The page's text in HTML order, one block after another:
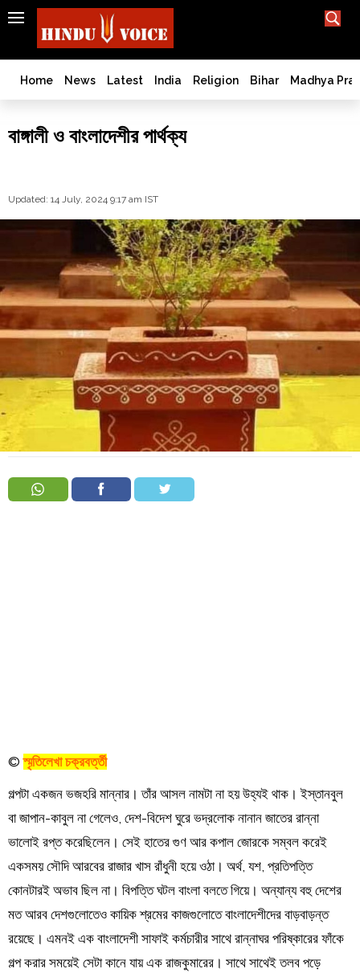
SEARCH
India
Bangladesh
West
World
Love
Jihad
Wapsi
Politics
Law
Hindu
Temples
Home News Latest India Religion Bihar Madhya
বাঙ্গালী ও বাংলাদেশীর পার্থক্য
Updated: 14 July, 2024 9:17 am IST
©স্মৃতিলেখা চক্রবর্ত্তী
গল্পটা একজন ভজহরি মান্নার। তাঁর আসল নামটা না হয় উহ্যই থাক। ইস্তানবুল
বা জাপান-কাবুল না গেলেও, দেশ-বিদেশ ঘুরে ভদ্রলোক নানান জাতের রান্না
ভালোই রপ্ত করেছিলেন। সেই হাতের গুণ আর কপাল জোরকে সম্বল করেই
একসময় সৌদি আরবের রাজার খাস রাঁধুনী হয়ে ওঠা। অর্থ, যশ, প্রতিপত্তি
কোনটারই অভাব ছিল না। বিপত্তি ঘটল বাংলা বলতে গিয়ে। অন্যান্য বহু দেশের
মত আরব দেশগুলোতেও কায়িক শ্রমের কাজগুলোতে বাংলাদেশীদের বাড়বাড়ন্ত
রয়েছে। এমনই এক বাংলাদেশী সাফাই কর্মচারীর সাথে রান্নাঘর পরিষ্কারের ফাঁকে
গল্প করার সময়েই সেটা কানে যায় এক রাজকুমারের। সাথে সাথেই তলব পড়ে